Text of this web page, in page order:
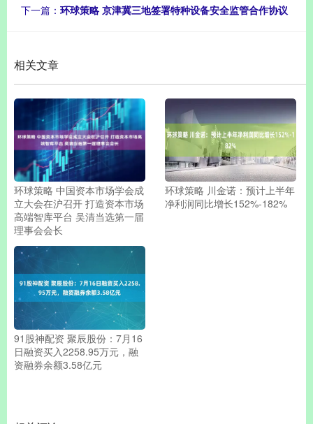
下一篇： 环球策略 京津冀三地签署特种设备安全监管合作协议
相关文章
环球策略 中国资本市场学会成
立大会在沪召开 打造资本市场
高端智库平台 吴清当选第一届
理事会会长
环球策略 川金诺：预计上半年
净利润同比增长152%-182%
91股神配资 聚辰股份：7月16
日融资买入2258.95万元，融
资融券余额3.58亿元